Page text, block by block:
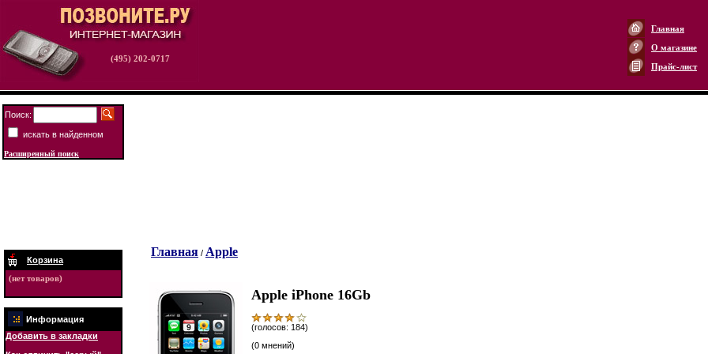
(495) 202-0717
Главная
О магазине
Прайс-лист
Поиск:
искать в найденном
Расширенный поиск
Корзина
(нет товаров)
Информация
Добавить в закладки
Главная / Apple
Apple iPhone 16Gb
(голосов: 184)
(0 мнений)